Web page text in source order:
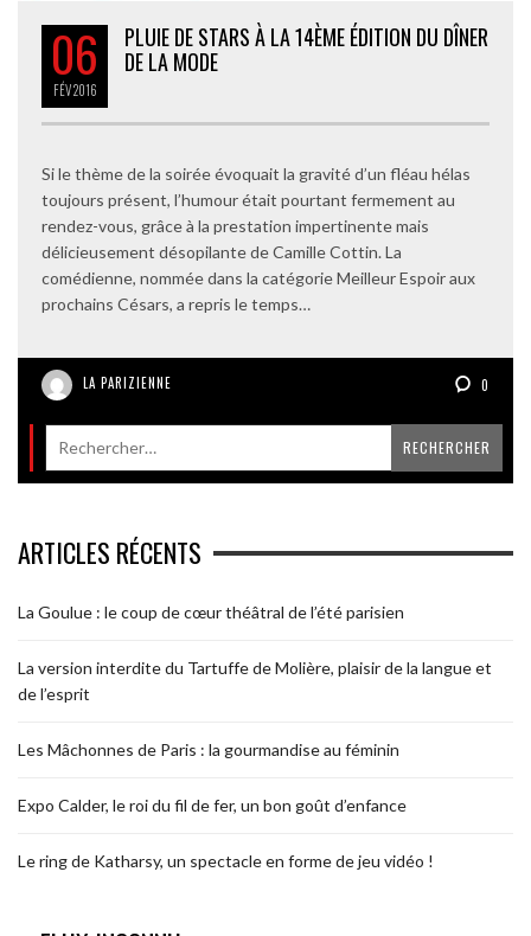
06
FÉV2016
PLUIE DE STARS À LA 14ÈME ÉDITION DU DÎNER
DE LA MODE
Si le thème de la soirée évoquait la gravité d’un fléau hélas
toujours présent, l’humour était pourtant fermement au
rendez-vous, grâce à la prestation impertinente mais
délicieusement désopilante de Camille Cottin. La
comédienne, nommée dans la catégorie Meilleur Espoir aux
prochains Césars, a repris le temps…
LA PARIZIENNE 0
ARTICLES RÉCENTS
La Goulue : le coup de cœur théâtral de l’été parisien
La version interdite du Tartuffe de Molière, plaisir de la langue et
de l’esprit
Les Mâchonnes de Paris : la gourmandise au féminin
Expo Calder, le roi du fil de fer, un bon goût d’enfance
Le ring de Katharsy, un spectacle en forme de jeu vidéo !